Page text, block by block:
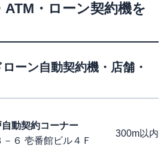
・ローン契約機を
ーン自動契約機・店舗・
自動契約コーナー
６ 壱番館ビル４Ｆ
300m以内